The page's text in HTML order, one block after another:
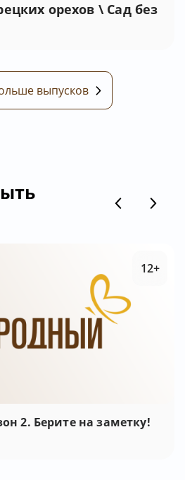
орехов \ Сад без
выпусков
2. Берите на заметку!
12+